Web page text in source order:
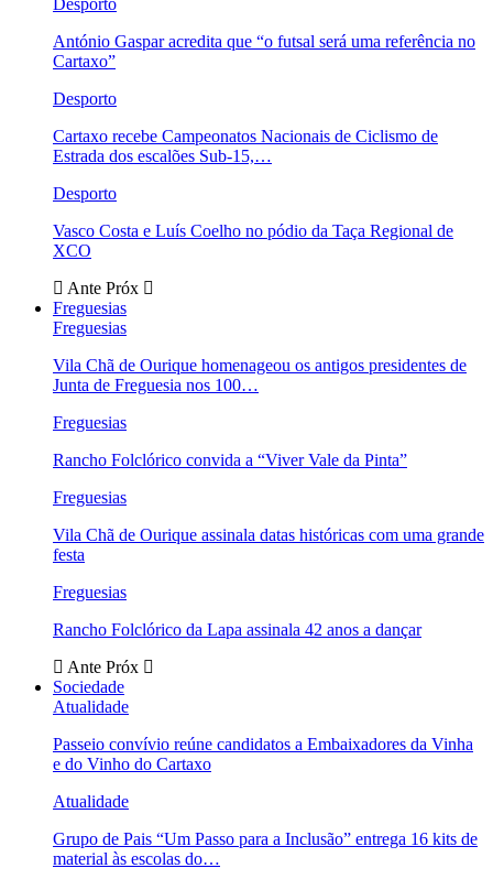
Desporto
António Gaspar acredita que “o futsal será uma referência no
Cartaxo”
Desporto
Cartaxo recebe Campeonatos Nacionais de Ciclismo de
Estrada dos escalões Sub-15,…
Desporto
Vasco Costa e Luís Coelho no pódio da Taça Regional de
XCO
Ante Próx
Freguesias
Freguesias
Vila Chã de Ourique homenageou os antigos presidentes de
Junta de Freguesia nos 100…
Freguesias
Rancho Folclórico convida a “Viver Vale da Pinta”
Freguesias
Vila Chã de Ourique assinala datas históricas com uma grande
festa
Freguesias
Rancho Folclórico da Lapa assinala 42 anos a dançar
Ante Próx
Sociedade
Atualidade
Passeio convívio reúne candidatos a Embaixadores da Vinha
e do Vinho do Cartaxo
Atualidade
Grupo de Pais “Um Passo para a Inclusão” entrega 16 kits de
material às escolas do…